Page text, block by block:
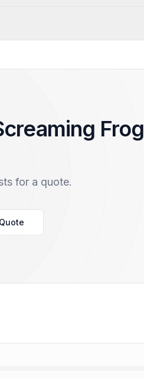
Frog
for a quote.